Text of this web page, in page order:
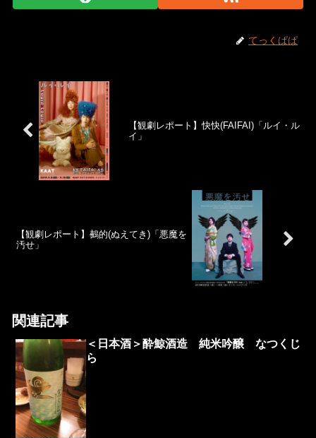
てっくぱぱ
【観劇レポート】快快(FAIFAI)「ルイ・ル
イ」
【観劇レポート】鵺的(ぬえてき)「悪魔を
汚せ」
関連記事
＜日本酒＞酔鯨酒造 純米吟醸 なつくじ
ら